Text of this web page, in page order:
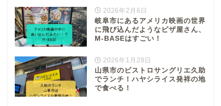
2026年2月6日
岐阜市にあるアメリカ映画の世界
に飛び込んだようなピザ屋さん、
M-BASEはすごい！
2026年1月28日
山県市のビストロサングリエ久助
でランチ！ハヤシライス発祥の地
で食べる！